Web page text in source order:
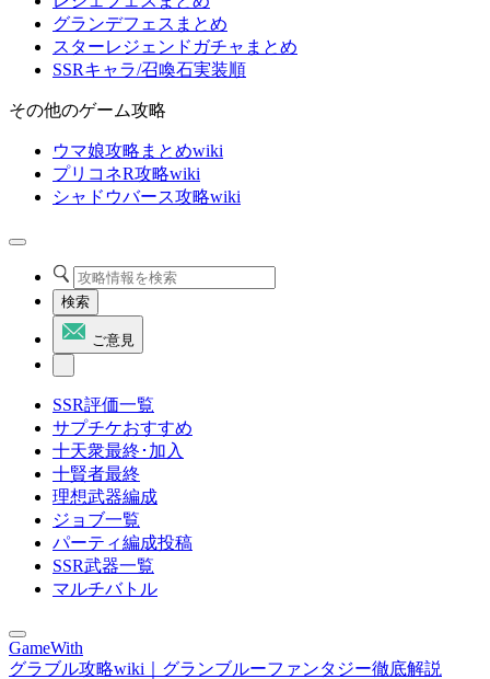
グランデフェスまとめ
スターレジェンドガチャまとめ
SSRキャラ/召喚石実装順
その他のゲーム攻略
ウマ娘攻略まとめwiki
プリコネR攻略wiki
シャドウバース攻略wiki
検索
ご意見
SSR評価一覧
サプチケおすすめ
十天衆最終･加入
十賢者最終
理想武器編成
ジョブ一覧
パーティ編成投稿
SSR武器一覧
マルチバトル
GameWith
グラブル攻略wiki｜グランブルーファンタジー徹底解説